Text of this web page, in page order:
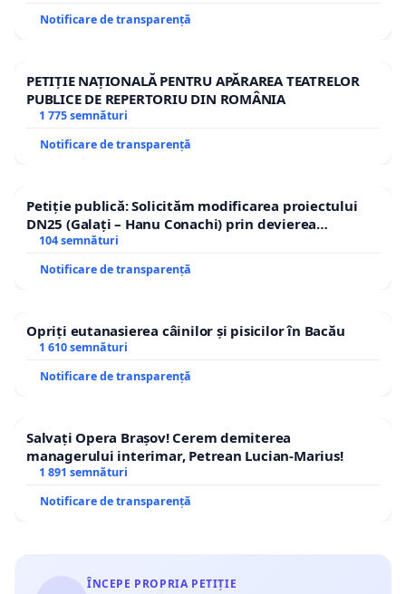
Notificare de transparență
PETIȚIE NAȚIONALĂ PENTRU APĂRAREA TEATRELOR
PUBLICE DE REPERTORIU DIN ROMÂNIA
1 775 semnături
Notificare de transparență
Petiție publică: Solicităm modificarea proiectului
DN25 (Galați – Hanu Conachi) prin devierea
traseului în afara localităților!
104 semnături
Notificare de transparență
Opriți eutanasierea câinilor și pisicilor în Bacău
1 610 semnături
Notificare de transparență
Salvați Opera Brașov! Cerem demiterea
managerului interimar, Petrean Lucian-Marius!
1 891 semnături
Notificare de transparență
ÎNCEPE PROPRIA PETIȚIE